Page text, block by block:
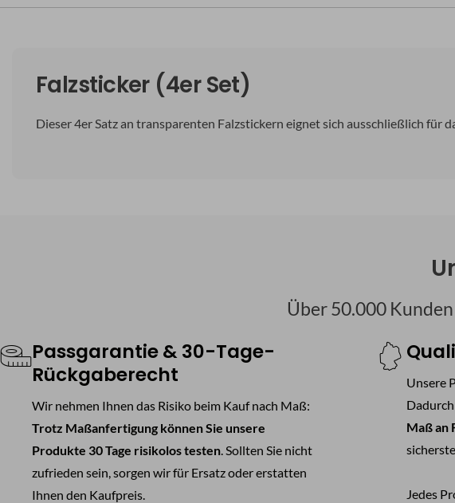
Falzsticker (4er Set)
Dieser 4er Satz an transparenten Falzstickern eignet sich ausschließlich für
Über 50.000
Passgarantie & 30-Tage-
Rückgaberecht
Wir nehmen Ihnen das Risiko beim Kauf nach Maß:
Trotz Maßanfertigung können Sie unsere
Produkte 30 Tage risikolos testen . Sollten Sie nicht
zufrieden sein, sorgen wir für Ersatz oder erstatten
Ihnen den Kaufpreis.
Unsere
Maß an
Jedes